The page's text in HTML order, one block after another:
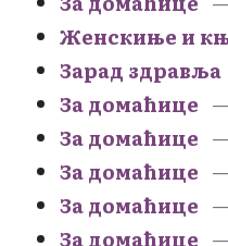
Женскиње и
Зарад здравља
За домаћице
За домаћице
За домаћице
За домаћице
За домаћице